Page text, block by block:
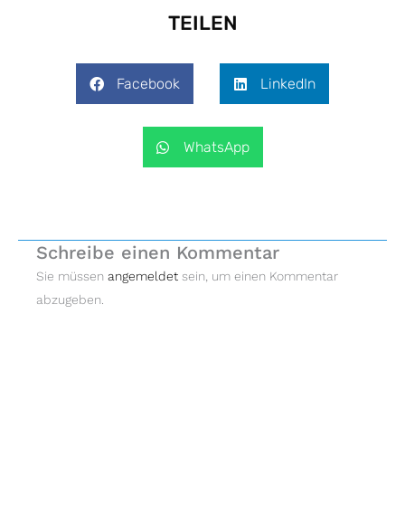
TEILEN
Facebook LinkedIn
WhatsApp
Schreibe einen Kommentar
Sie müssen angemeldet sein, um einen Kommentar
abzugeben.